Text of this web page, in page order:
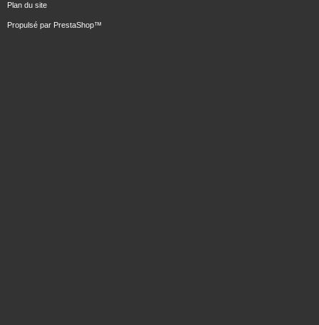
Plan du site
Propulsé par PrestaShop™